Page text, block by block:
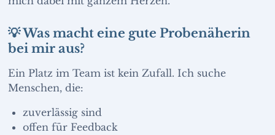
💡 Was macht eine gute Probenäherin
bei mir aus?
Ein Platz im Team ist kein Zufall. Ich suche
Menschen, die:
zuverlässig sind
offen für Feedback